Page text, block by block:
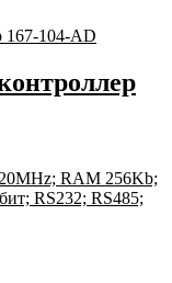
RAM 256Kb;
RS232; RS485;